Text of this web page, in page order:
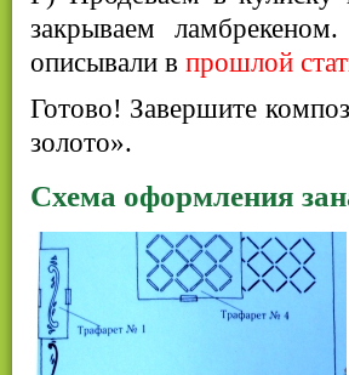
закрываем
описывали в прошлой
Готово! Завершите
золото».
Схема оформления